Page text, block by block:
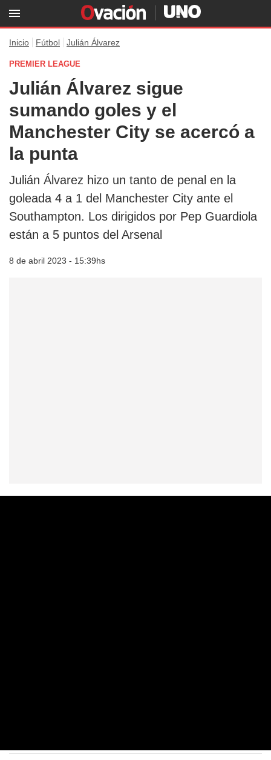
Inicio Fútbol Julián Álvarez
PREMIER LEAGUE
Julián Álvarez sigue
sumando goles y el
Manchester City se acercó a
la punta
Julián Álvarez hizo un tanto de penal en la
goleada 4 a 1 del Manchester City ante el
Southampton. Los dirigidos por Pep Guardiola
están a 5 puntos del Arsenal
8 de abril 2023 - 15:39hs